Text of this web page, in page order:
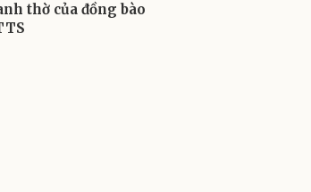
thờ của đồng bào